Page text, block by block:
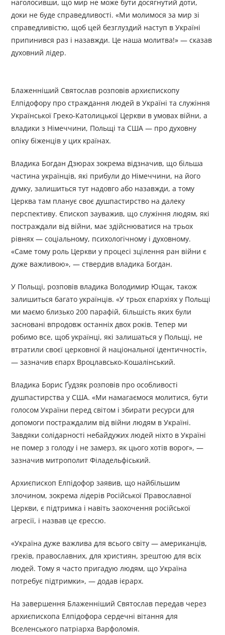
наголосивши, що мир не може бути досягнутий доти,
доки не буде справедливості. «Ми молимося за мир зі
справедливістю, щоб цей безглуздий наступ в Україні
припинився раз і назавжди. Це наша молитва!» — сказав
духовний лідер.
Блаженніший Святослав розповів архиєпископу
Елпідофору про страждання людей в Україні та служіння
Української Греко-Католицької Церкви в умовах війни, а
владики з Німеччини, Польщі та США — про духовну
опіку біженців у цих країнах.
Владика Богдан Дзюрах зокрема відзначив, що більша
частина українців, які прибули до Німеччини, на його
думку, залишиться тут надовго або назавжди, а тому
Церква там планує своє душпастирство на далеку
перспективу. Єпископ зауважив, що служіння людям, які
постраждали від війни, має здійснюватися на трьох
рівнях — соціальному, психологічному і духовному.
«Саме тому роль Церкви у процесі зцілення ран війни є
дуже важливою», — ствердив владика Богдан.
У Польщі, розповів владика Володимир Ющак, також
залишиться багато українців. «У трьох єпархіях у Польщі
ми маємо близько 200 парафій, більшість яких були
засновані впродовж останніх двох років. Тепер ми
робимо все, щоб українці, які залишаться у Польщі, не
втратили своєї церковної й національної ідентичності»,
— зазначив єпарх Вроцлавсько-Кошалінський.
Владика Борис Ґудзяк розповів про особливості
душпастирства у США. «Ми намагаємося молитися, бути
голосом України перед світом і збирати ресурси для
допомоги постраждалим від війни людям в Україні.
Завдяки солідарності небайдужих людей ніхто в Україні
не помер з голоду і не замерз, як цього хотів ворог», —
зазначив митрополит Філадельфіський.
Архиєпископ Елпідофор заявив, що найбільшим
злочином, зокрема лідерів Російської Православної
Церкви, є підтримка і навіть заохочення російської
агресії, і назвав це єрессю.
«Україна дуже важлива для всього світу — американців,
греків, православних, для християн, зрештою для всіх
людей. Тому я часто пригадую людям, що Україна
потребує підтримки», — додав ієрарх.
На завершення Блаженніший Святослав передав через
архиєпископа Елпідофора сердечні вітання для
Вселенського патріарха Варфоломія.